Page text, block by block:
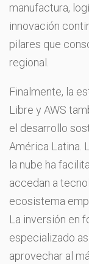
manufactura,
innovación
pilares que
regional.
Finalmente, la
Libre y AWS
el desarrollo
América Latina.
la nube ha
accedan a
ecosistema
La inversión en
especializado
aprovechar al